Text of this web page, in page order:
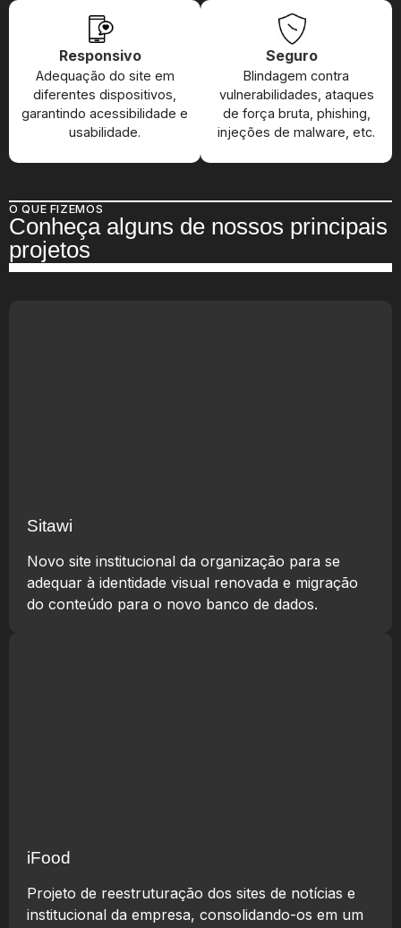
Responsivo
Adequação do site em
diferentes dispositivos,
garantindo acessibilidade e
usabilidade.
Seguro
Blindagem contra
vulnerabilidades, ataques
de força bruta, phishing,
injeções de malware, etc.
O QUE FIZEMOS
Conheça alguns de nossos principais
projetos
Sitawi
Novo site institucional da organização para se
adequar à identidade visual renovada e migração
do conteúdo para o novo banco de dados.
iFood
Projeto de reestruturação dos sites de notícias e
institucional da empresa, consolidando-os em um